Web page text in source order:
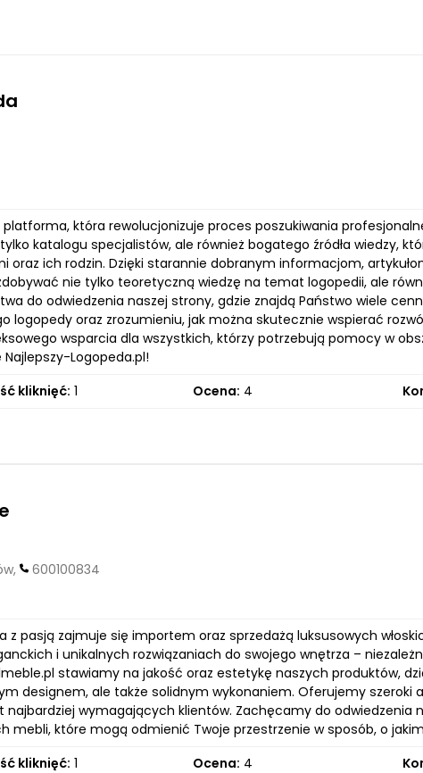
która rewolucjonizuje proces poszukiwania
katalogu specjalistów, ale również bogatego źródła wiedzy,
oraz ich rodzin. Dzięki starannie dobranym informacjom,
nie tylko teoretyczną wiedzę na temat logopedii, ale
do odwiedzenia naszej strony, gdzie znajdą Państwo wiele
logopedy oraz zrozumieniu, jak można skutecznie wspierać
wsparcia dla wszystkich, którzy potrzebują pomocy w
Logopeda.pl!
kliknięć: 1 Ocena: 4
600100834
z pasją zajmuje się importem oraz sprzedażą luksusowych
i unikalnych rozwiązaniach do swojego wnętrza –
stawiamy na jakość oraz estetykę naszych produktów,
designem, ale także solidnym wykonaniem. Oferujemy szeroki
najbardziej wymagających klientów. Zachęcamy do odwiedzenia
mebli, które mogą odmienić Twoje przestrzenie w sposób, o
kliknięć: 1 Ocena: 4